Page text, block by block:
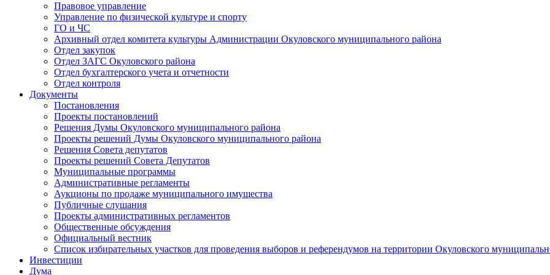
Правовое управление
Управление по физической культуре и спорту
ГО и ЧС
Архивный отдел комитета культуры Администрации Окуловского муниципального района
Отдел закупок
Отдел ЗАГС Окуловского района
Отдел бухгалтерского учета и отчетности
Отдел контроля
Документы
Постановления
Проекты постановлений
Решения Думы Окуловского муниципального района
Проекты решений Думы Окуловского муниципального района
Решения Совета депутатов
Проекты решений Совета Депутатов
Муниципальные программы
Административные регламенты
Аукционы по продаже муниципального имущества
Публичные слушания
Проекты административных регламентов
Общественные обсуждения
Официальный вестник
Список избирательных участков для проведения выборов и референдумов на территории Окуловского
Инвестиции
Дума